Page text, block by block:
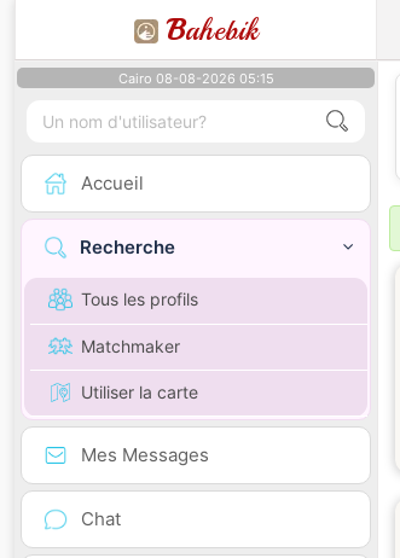
Bahebik
Cairo 08-08-2026 05:15
Accueil
Recherche
Tous les profils
Matchmaker
Utiliser la carte
Mes Messages
Chat